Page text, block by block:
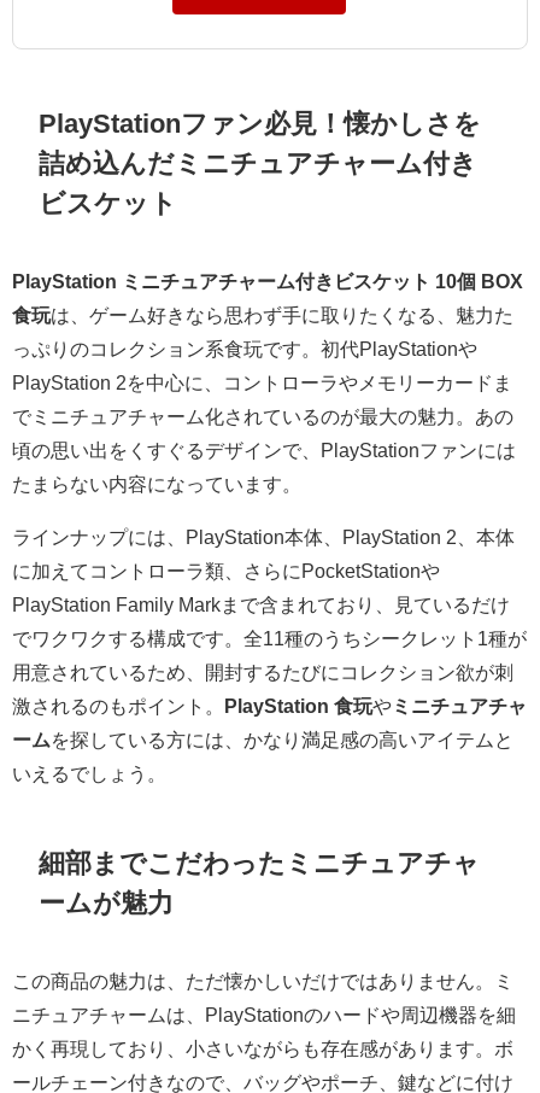
PlayStationファン必見！懐かしさを
詰め込んだミニチュアチャーム付き
ビスケット
PlayStation ミニチュアチャーム付きビスケット 10個 BOX
食玩は、ゲーム好きなら思わず手に取りたくなる、魅力た
っぷりのコレクション系食玩です。初代PlayStationや
PlayStation 2を中心に、コントローラやメモリーカードま
でミニチュアチャーム化されているのが最大の魅力。あの
頃の思い出をくすぐるデザインで、PlayStationファンには
たまらない内容になっています。
ラインナップには、PlayStation本体、PlayStation 2、本体
に加えてコントローラ類、さらにPocketStationや
PlayStation Family Markまで含まれており、見ているだけ
でワクワクする構成です。全11種のうちシークレット1種が
用意されているため、開封するたびにコレクション欲が刺
激されるのもポイント。 PlayStation 食玩や ミニチュアチャ
ームを探している方には、かなり満足感の高いアイテムと
いえるでしょう。
細部までこだわったミニチュアチャ
ームが魅力
この商品の魅力は、ただ懐かしいだけではありません。ミ
ニチュアチャームは、PlayStationのハードや周辺機器を細
かく再現しており、小さいながらも存在感があります。ボ
ールチェーン付きなので、バッグやポーチ、鍵などに付け